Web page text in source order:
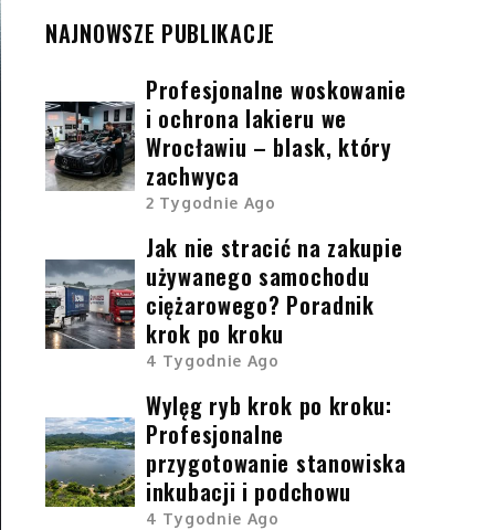
NAJNOWSZE PUBLIKACJE
Profesjonalne woskowanie
i ochrona lakieru we
Wrocławiu – blask, który
zachwyca
2 Tygodnie Ago
Jak nie stracić na zakupie
używanego samochodu
ciężarowego? Poradnik
krok po kroku
4 Tygodnie Ago
Wylęg ryb krok po kroku:
Profesjonalne
przygotowanie stanowiska
inkubacji i podchowu
4 Tygodnie Ago